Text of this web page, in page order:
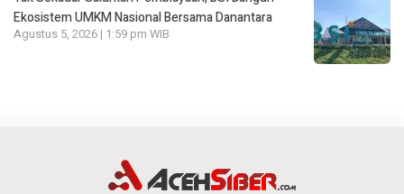
Ekosistem UMKM Nasional Bersama Danantara
Agustus 5, 2026 | 1:59 pm WIB